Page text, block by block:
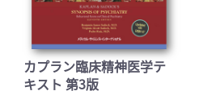
カプラン臨床精神医学テ
キスト 第3版